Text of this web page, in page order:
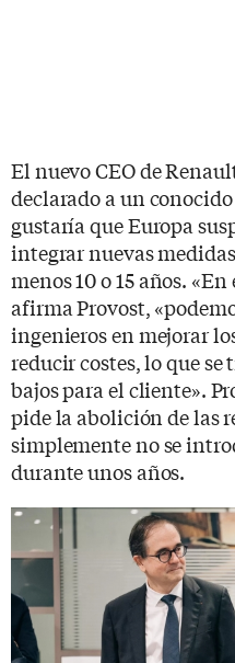
El nuevo CEO de
declarado a un conocido
gustaría que Europa
integrar nuevas
menos 10 o 15 años.
afirma Provost,
ingenieros en mejorar
reducir costes, lo que se
bajos para el cliente».
pide la abolición de las
simplemente no se
durante unos años.